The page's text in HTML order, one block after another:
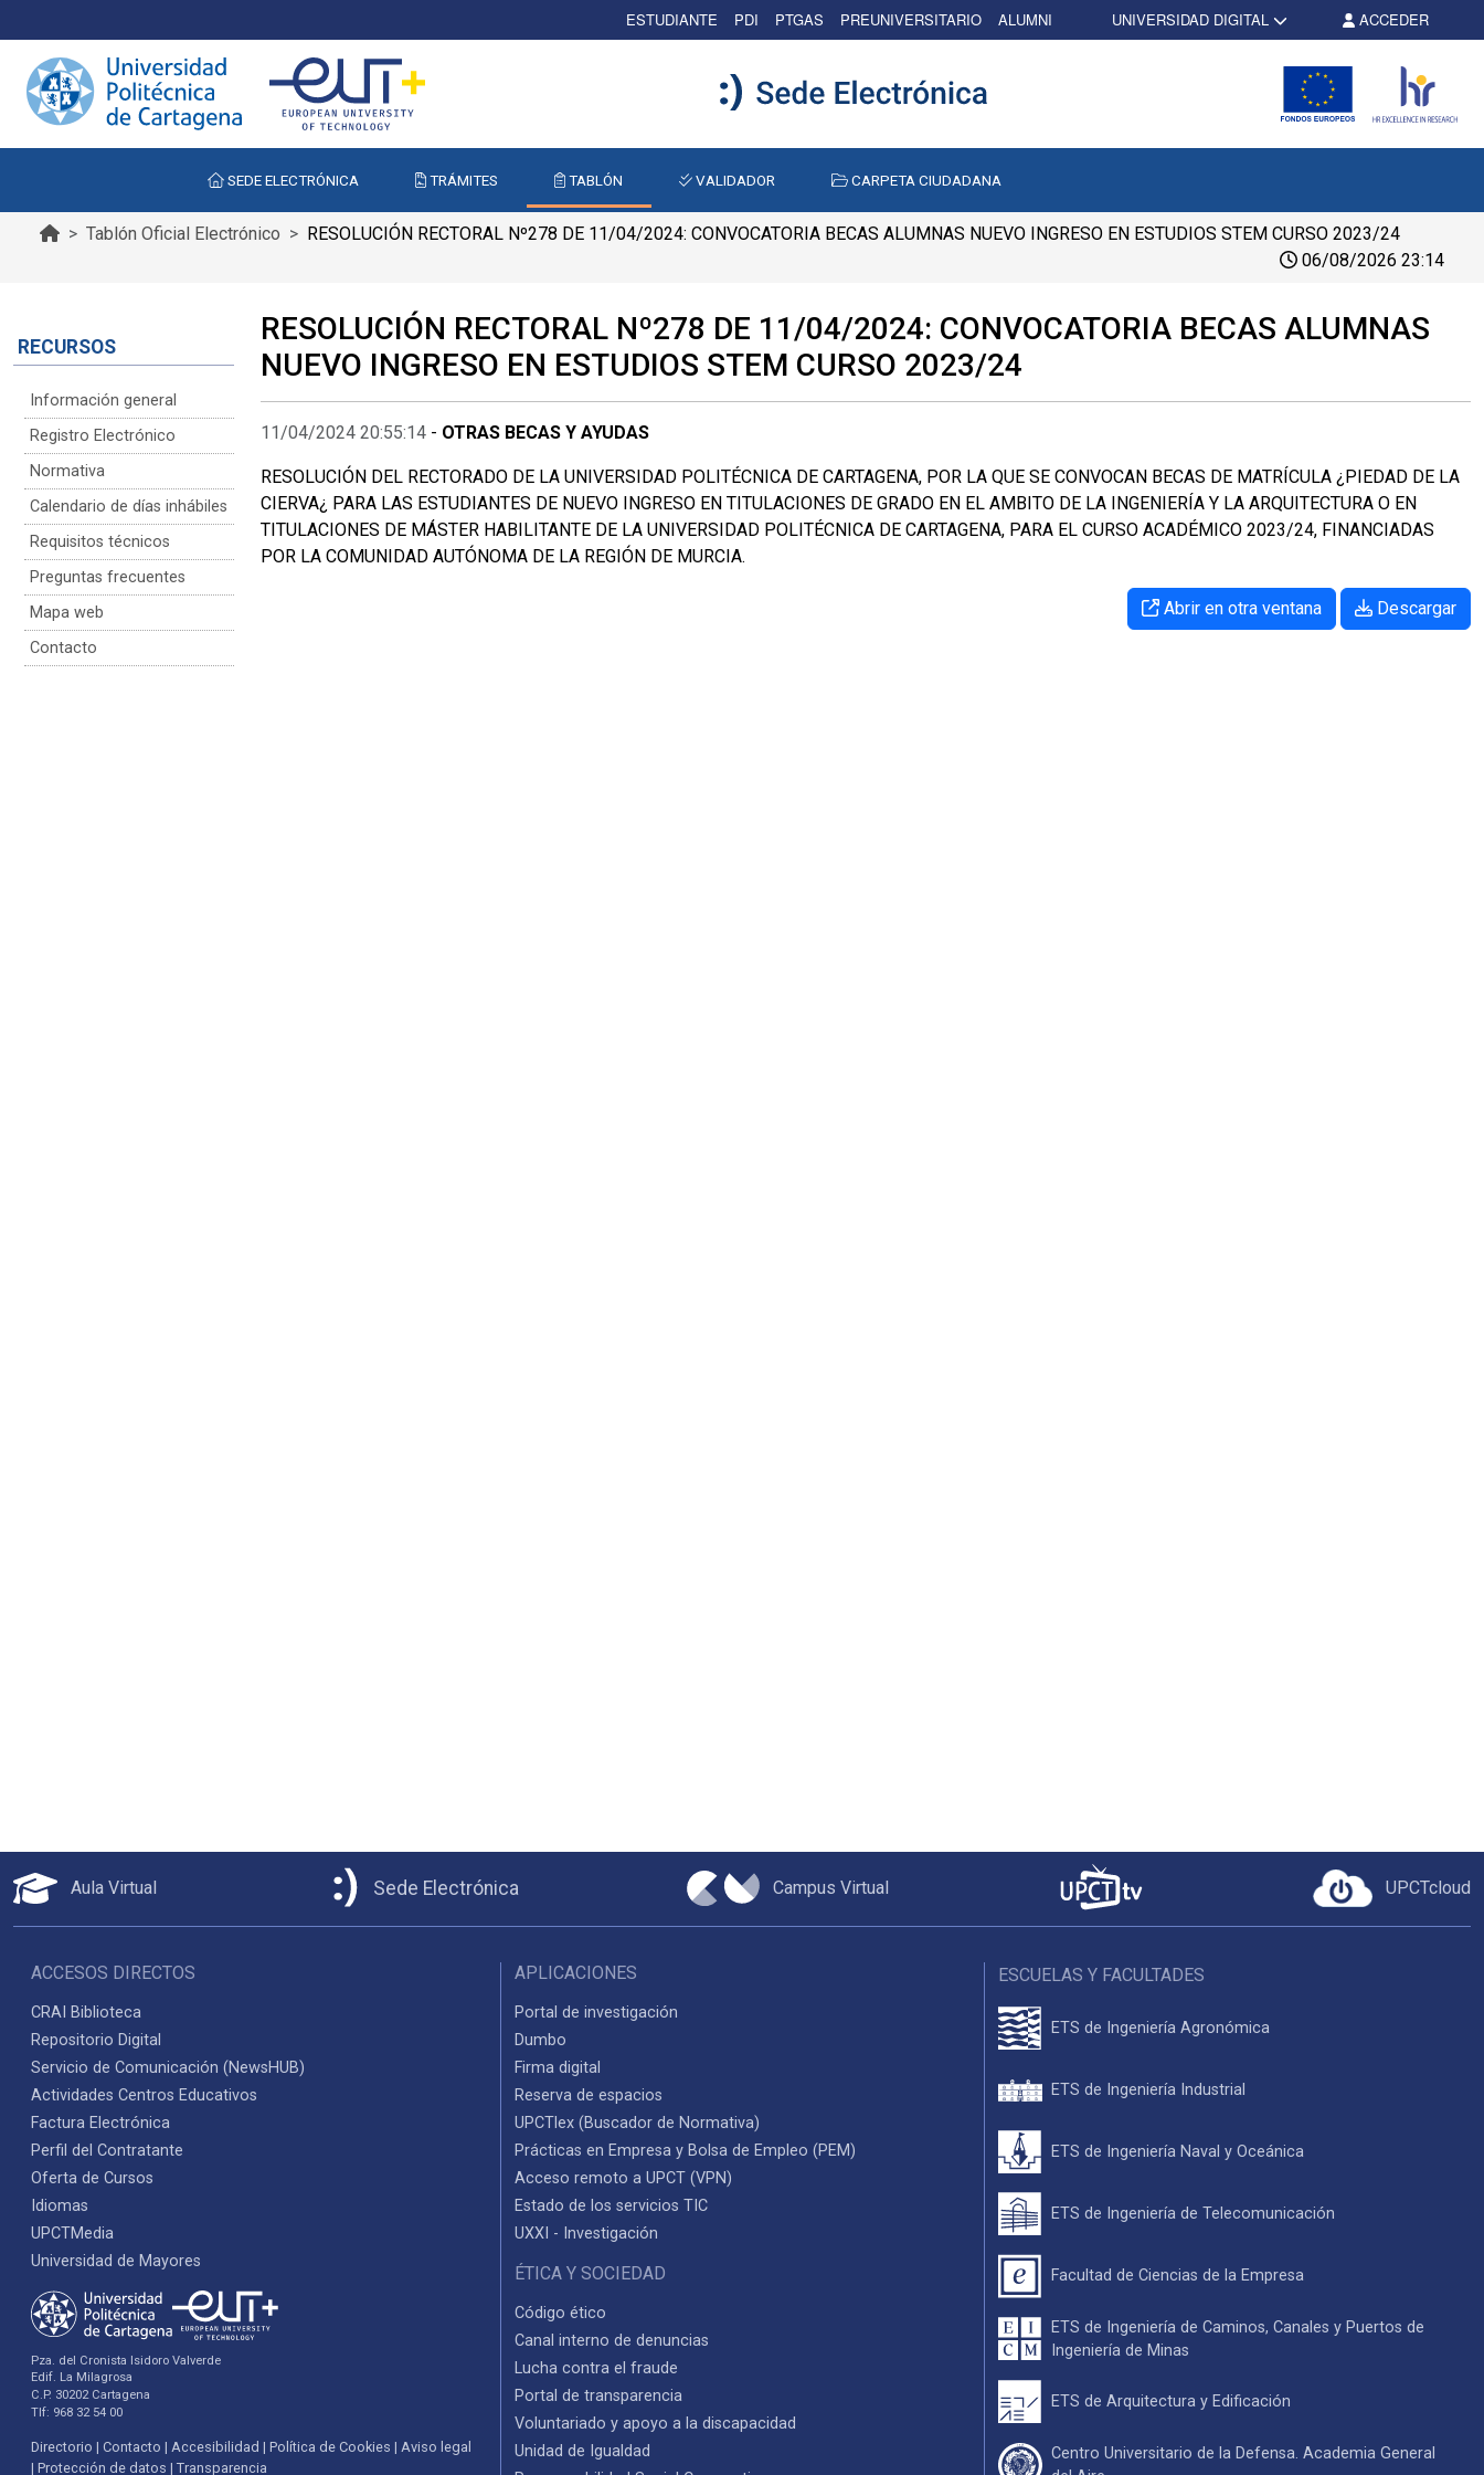
ESTUDIANTE PDI PTGAS PREUNIVERSITARIO ALUMNI UNIVERSIDAD DIGITAL ACCEDER
SEDE ELECTRÓNICA TRÁMITES TABLÓN VALIDADOR CARPETA CIUDADANA
Tablón Oficial Electrónico
RESOLUCIÓN RECTORAL Nº278 DE 11/04/2024: CONVOCATORIA BECAS ALUMNAS NUEVO INGRESO EN ESTUDIOS STEM CURSO 2023/24
06/08/2026 23:14
RECURSOS
Información general
Registro Electrónico
Normativa
Calendario de días inhábiles
Requisitos técnicos
Preguntas frecuentes
Mapa web
Contacto
RESOLUCIÓN RECTORAL Nº278 DE 11/04/2024: CONVOCATORIA BECAS ALUMNAS
NUEVO INGRESO EN ESTUDIOS STEM CURSO 2023/24
11/04/2024 20:55:14 - OTRAS BECAS Y AYUDAS
RESOLUCIÓN DEL RECTORADO DE LA UNIVERSIDAD POLITÉCNICA DE CARTAGENA, POR LA QUE SE CONVOCAN BECAS DE MATRÍCULA ¿PIEDAD DE LA
CIERVA¿ PARA LAS ESTUDIANTES DE NUEVO INGRESO EN TITULACIONES DE GRADO EN EL AMBITO DE LA INGENIERÍA Y LA ARQUITECTURA O EN
TITULACIONES DE MÁSTER HABILITANTE DE LA UNIVERSIDAD POLITÉCNICA DE CARTAGENA, PARA EL CURSO ACADÉMICO 2023/24, FINANCIADAS
POR LA COMUNIDAD AUTÓNOMA DE LA REGIÓN DE MURCIA.
Abrir en otra ventana Descargar
Aula Virtual Sede Electrónica Campus Virtual UPCTcloud
ACCESOS DIRECTOS
CRAI Biblioteca
Repositorio Digital
Servicio de Comunicación (NewsHUB)
Actividades Centros Educativos
Factura Electrónica
Perfil del Contratante
Oferta de Cursos
Idiomas
UPCTMedia
Universidad de Mayores
Pza. del Cronista Isidoro Valverde
Edif. La Milagrosa
C.P. 30202 Cartagena
Tlf: 968 32 54 00
Directorio Contacto Accesibilidad Política de Cookies
Aviso legal
Protección de datos
Transparencia
APLICACIONES
Portal de investigación
Dumbo
Firma digital
Reserva de espacios
UPCTlex (Buscador de Normativa)
Prácticas en Empresa y Bolsa de Empleo (PEM)
Acceso remoto a UPCT (VPN)
Estado de los servicios TIC
UXXI - Investigación
ÉTICA Y SOCIEDAD
Código ético
Canal interno de denuncias
Lucha contra el fraude
Portal de transparencia
Voluntariado y apoyo a la discapacidad
Unidad de Igualdad
ESCUELAS Y FACULTADES
ETS de Ingeniería Agronómica
ETS de Ingeniería Industrial
ETS de Ingeniería Naval y Oceánica
ETS de Ingeniería de Telecomunicación
Facultad de Ciencias de la Empresa
ETS de Ingeniería de Caminos, Canales y Puertos de
Ingeniería de Minas
ETS de Arquitectura y Edificación
Centro Universitario de la Defensa. Academia General